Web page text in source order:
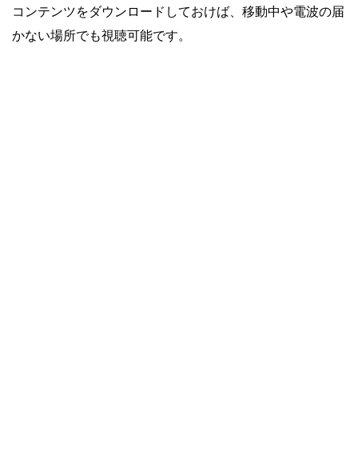
コンテンツをダウンロードしておけば、移動中や電波の届
かない場所でも視聴可能です。